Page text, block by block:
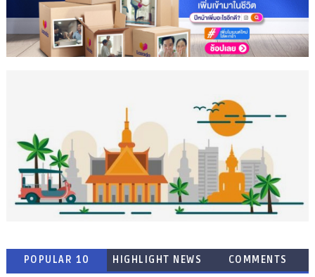
POPULAR 10 HIGHLIGHT NEWS COMMENTS